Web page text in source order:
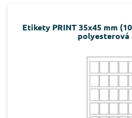
Etikety PRINT 35x45 mm